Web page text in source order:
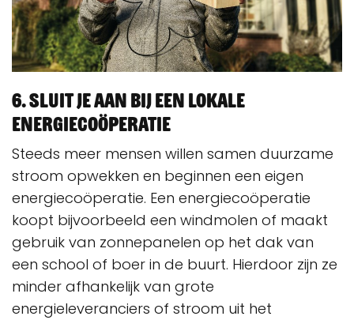
6. Sluit je aan bij een lokale
energiecoöperatie
Steeds meer mensen willen samen duurzame
stroom opwekken en beginnen een eigen
energiecoöperatie. Een energiecoöperatie
koopt bijvoorbeeld een windmolen of maakt
gebruik van zonnepanelen op het dak van
een school of boer in de buurt. Hierdoor zijn ze
minder afhankelijk van grote
energieleveranciers of stroom uit het